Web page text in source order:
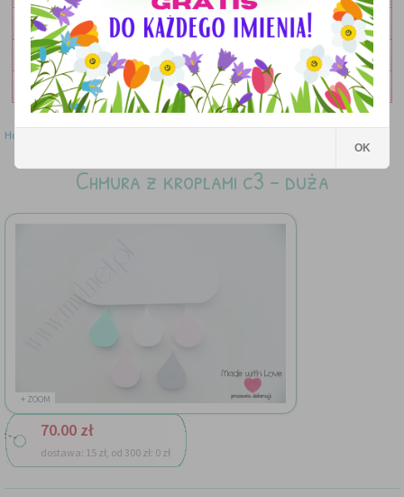
ZESTAWY
OKOLICZNOŚCIOWE
WYPRZEDAŻ
Home
Chmura z kroplami c3 - duża
+ ZOOM
70.00 zł
dostawa: 15 zł, od 300 zł: 0 zł
OK